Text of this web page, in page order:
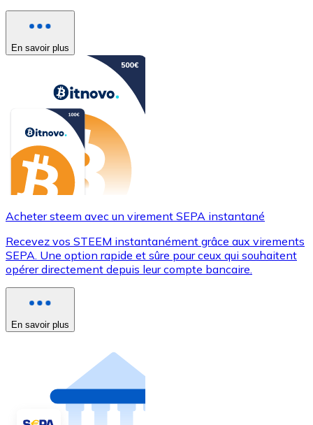
En savoir plus
Acheter steem avec un virement SEPA instantané
Recevez vos STEEM instantanément grâce aux virements
SEPA. Une option rapide et sûre pour ceux qui souhaitent
opérer directement depuis leur compte bancaire.
En savoir plus